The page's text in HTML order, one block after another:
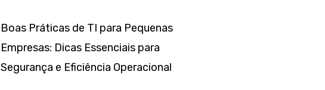
Boas Práticas de TI para Pequenas
Empresas: Dicas Essenciais para
Segurança e Eficiência Operacional